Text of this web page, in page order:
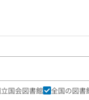
国会図書館 全国の図書